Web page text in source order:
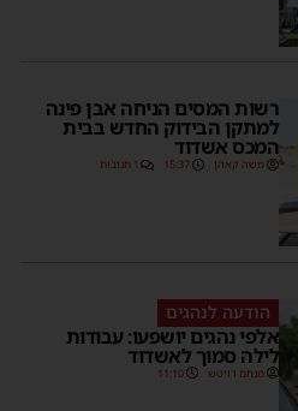
רשות המסים הניחה אבן פינה
למתקן הבידוק החדש בבית
המכס אשדוד
משה קאהן 15:37 1 תגובות
הודעה לנהגים
אלפי נהגים יושפעו: עבודות
לילה סמוך לאשדוד
מנחם דויטש 11:10